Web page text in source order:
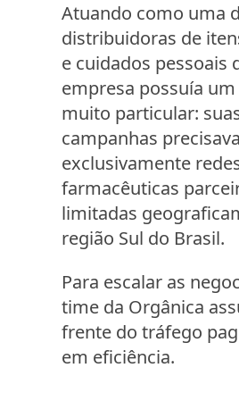
Atuando como uma
distribuidoras de
e cuidados pessoais
empresa possuía
muito particular:
campanhas
exclusivamente
farmacêuticas
limitadas
região Sul do Brasil.
Para escalar as
time da Orgânica
frente do tráfego
em eficiência.